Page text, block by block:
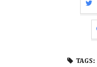
TAGS: